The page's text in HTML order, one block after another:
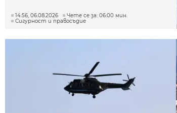
14:56, 06.08.2026
Чете се за: 06:00 мин.
Сигурност и правосъдие